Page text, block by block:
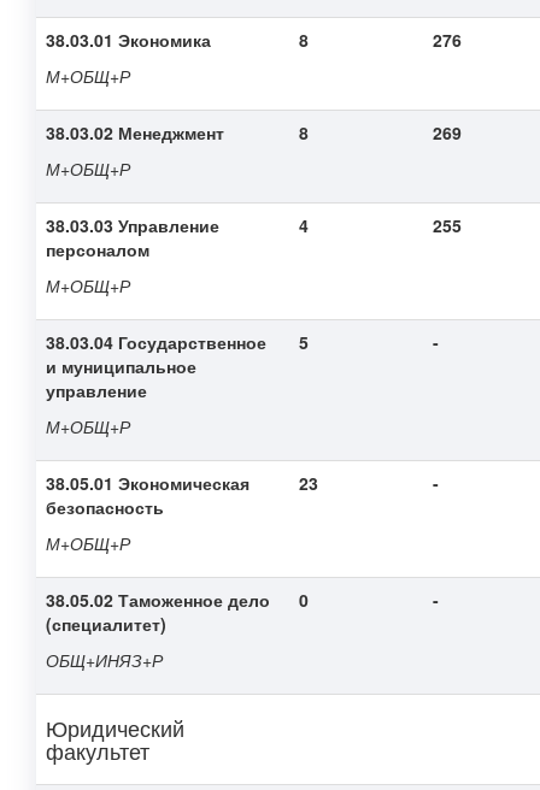
38.03.01 Экономика
М+ОБЩ+Р
8 276
38.03.02 Менеджмент
М+ОБЩ+Р
8 269
38.03.03 Управление
персоналом
М+ОБЩ+Р
4 255
38.03.04 Государственное
и муниципальное
управление
М+ОБЩ+Р
5 -
38.05.01 Экономическая
безопасность
М+ОБЩ+Р
23 -
38.05.02 Таможенное дело
(специалитет)
ОБЩ+ИНЯЗ+Р
0 -
Юридический
факультет